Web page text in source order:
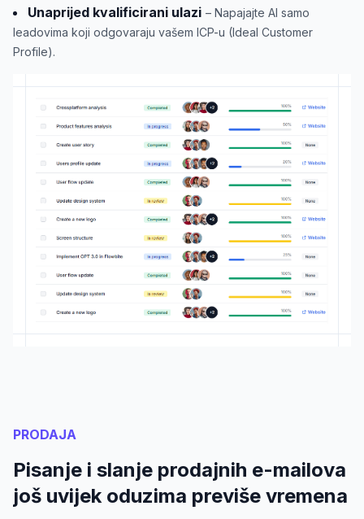
Unaprijed kvalificirani ulazi – Napajajte AI samo
leadovima koji odgovaraju vašem ICP-u (Ideal Customer
Profile).
PRODAJA
Pisanje i slanje prodajnih e-mailova
još uvijek oduzima previše vremena